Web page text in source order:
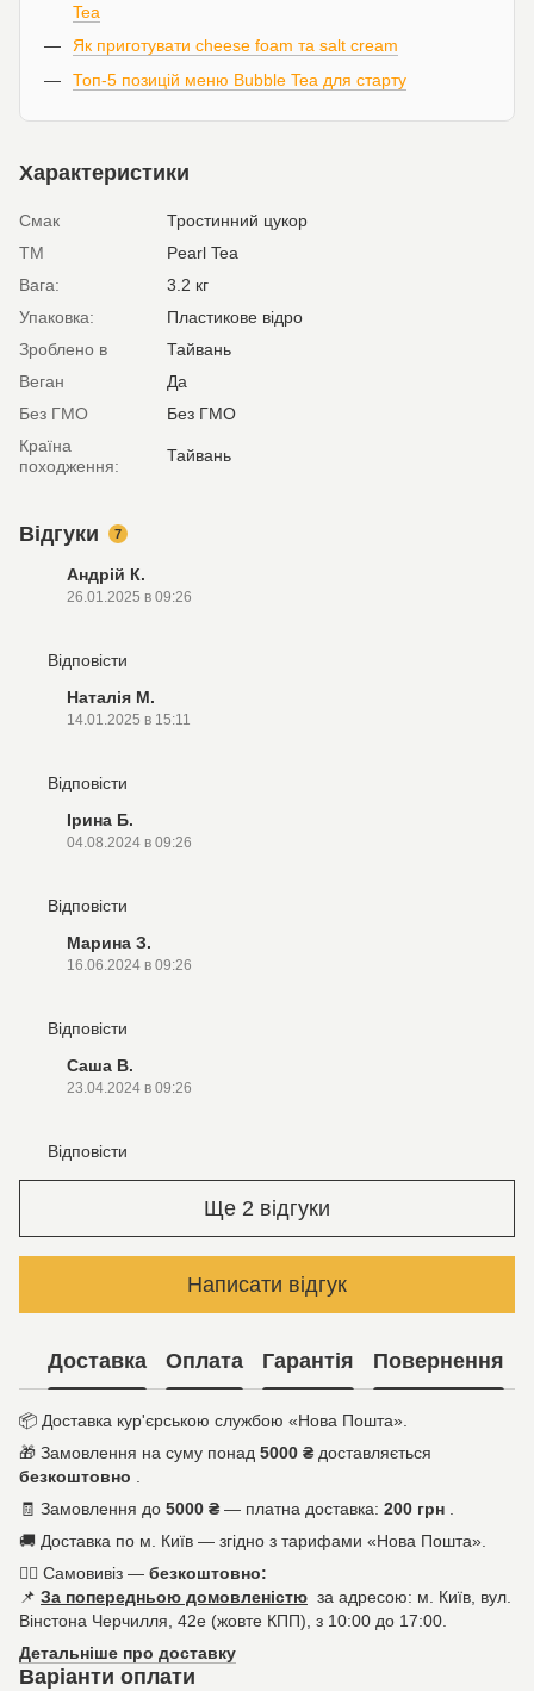
Tea
Як приготувати cheese foam та salt cream
Топ-5 позицій меню Bubble Tea для старту
Характеристики
Смак
Тростинний цукор
ТМ
Pearl Tea
Вага:
3.2 кг
Упаковка:
Пластикове відро
Зроблено в
Тайвань
Веган
Да
Без ГМО
Без ГМО
Країна
походження:
Тайвань
Відгуки 7
Андрій К.
26.01.2025 в 09:26
Відповісти
Наталія М.
14.01.2025 в 15:11
Відповісти
Ірина Б.
04.08.2024 в 09:26
Відповісти
Марина З.
16.06.2024 в 09:26
Відповісти
Саша В.
23.04.2024 в 09:26
Відповісти
Ще 2 відгуки
Написати відгук
Доставка Оплата Гарантія Повернення
📦 Доставка кур'єрською службою «Нова Пошта».
🎁 Замовлення на суму понад 5000 ₴ доставляється
безкоштовно
🧾 Замовлення до 5000 ₴ — платна доставка: 200 грн
🚚 Доставка по м. Київ — згідно з тарифами «Нова Пошта».
🚶‍♀️ Самовивіз — безкоштовно:
📌 За попередньою домовленістю за адресою: м. Київ, вул.
Вінстона Черчилля, 42е (жовте КПП), з 10:00 до 17:00.
Детальніше про доставку
Варіанти оплати